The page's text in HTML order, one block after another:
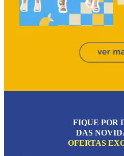
FIQUE POR
DAS
OFERTAS